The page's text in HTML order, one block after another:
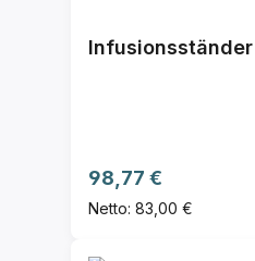
Regulärer Preis:
98,77 €
Netto: 83,00 €